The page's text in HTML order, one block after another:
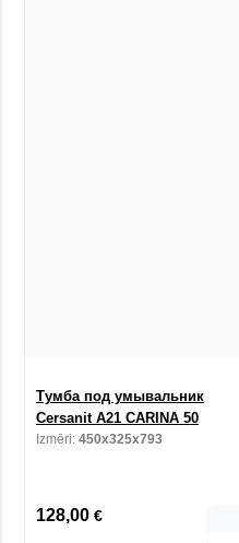
Тумба под умывальник
Cersanit A21 CARINA 50
Izmēri: 450x325x793
128,00 €